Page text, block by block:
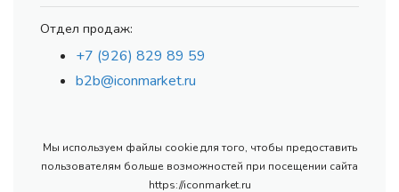
Отдел продаж:
+7 (926) 829 89 59
b2b@iconmarket.ru
Мы используем файлы cookie для того, чтобы предоставить
пользователям больше возможностей при посещении сайта
https://iconmarket.ru